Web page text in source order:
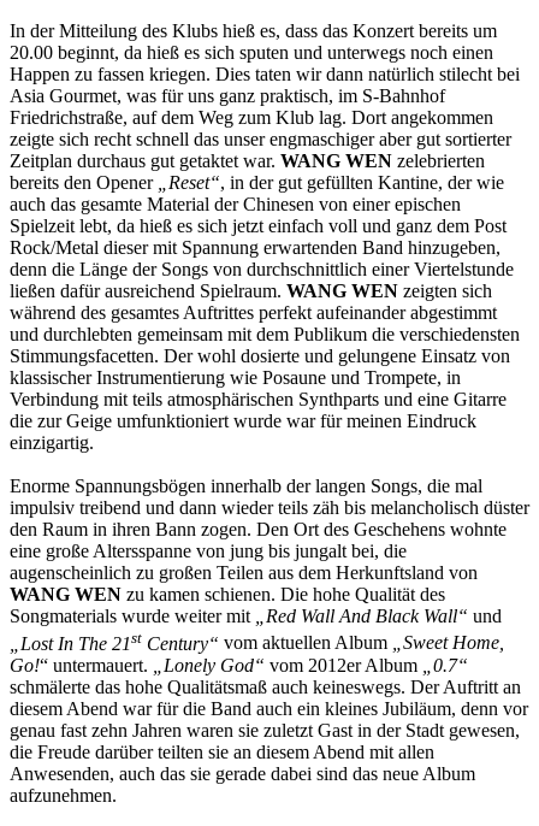
In der Mitteilung des Klubs hieß es, dass das Konzert bereits um
20.00 beginnt, da hieß es sich sputen und unterwegs noch einen
Happen zu fassen kriegen. Dies taten wir dann natürlich stilecht bei
Asia Gourmet, was für uns ganz praktisch, im S-Bahnhof
Friedrichstraße, auf dem Weg zum Klub lag. Dort angekommen
zeigte sich recht schnell das unser engmaschiger aber gut sortierter
Zeitplan durchaus gut getaktet war. WANG WEN zelebrierten
bereits den Opener
„Reset“, in der gut gefüllten Kantine, der wie
auch das gesamte Material der Chinesen von einer epischen
Spielzeit lebt, da hieß es sich jetzt einfach voll und ganz dem Post
Rock/Metal dieser mit Spannung erwartenden Band hinzugeben,
denn die Länge der Songs von durchschnittlich einer Viertelstunde
ließen dafür ausreichend Spielraum. WANG WEN zeigten sich
während des gesamtes Auftrittes perfekt aufeinander abgestimmt
und durchlebten gemeinsam mit dem Publikum die verschiedensten
Stimmungsfacetten. Der wohl dosierte und gelungene Einsatz von
klassischer Instrumentierung wie Posaune und Trompete, in
Verbindung mit teils atmosphärischen Synthparts und eine Gitarre
die zur Geige umfunktioniert wurde war für meinen Eindruck
einzigartig.
Enorme Spannungsbögen innerhalb der langen Songs, die mal
impulsiv treibend und dann wieder teils zäh bis melancholisch düster
den Raum in ihren Bann zogen. Den Ort des Geschehens wohnte
eine große Altersspanne von jung bis jungalt bei, die
augenscheinlich zu großen Teilen aus dem Herkunftsland von
WANG WEN zu kamen schienen. Die hohe Qualität des
Songmaterials wurde weiter mit
„Red Wall And Black Wall“ und
„Lost In The 21st Century“ vom aktuellen Album „Sweet Home,
Go!“ untermauert. „Lonely God“ vom 2012er Album
„0.7“
schmälerte das hohe Qualitätsmaß auch keineswegs. Der Auftritt an
diesem Abend war für die Band auch ein kleines Jubiläum, denn vor
genau fast zehn Jahren waren sie zuletzt Gast in der Stadt gewesen,
die Freude darüber teilten sie an diesem Abend mit allen
Anwesenden, auch das sie gerade dabei sind das neue Album
aufzunehmen.